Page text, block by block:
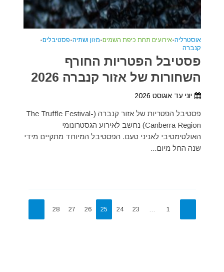
אוסטרליה•אירועים תחת כיפת השמים•מזון ושתיה•פסטיבלים•
קנברה
פסטיבל הפטריות החורף
השחורות של אזור קנברה 2026
יוני עד אוגוסט 2026
פסטיבל הפטריות של אזור קנברה (The Truffle Festival-
Canberra Region) נחשב לאירוע הגסטרונומי
האולטימטיבי לאניני טעם. הפסטיבל המיוחד מתקיים מידי
שנה החל מיום...
1
23
24
25
26
27
28